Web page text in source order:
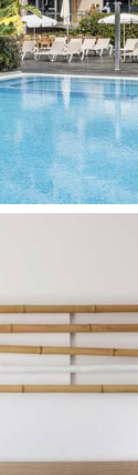
tik